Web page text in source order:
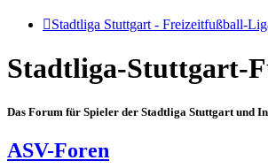
Stadtliga Stuttgart - Freizeitfußball-
Stadtliga-Stuttgart-
Das Forum für Spieler der Stadtliga Stuttgart und
ASV-Foren